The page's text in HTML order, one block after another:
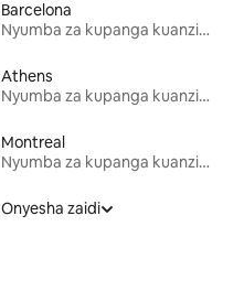
Barcelona
Nyumba za kupanga kuanzia mwezi mmoja
Athens
Nyumba za kupanga kuanzia mwezi mmoja
Montreal
Nyumba za kupanga kuanzia mwezi mmoja
Onyesha zaidi